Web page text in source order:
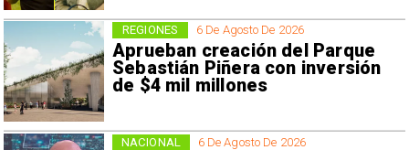
6 De Agosto De 2026
Aprueban creación del Parque
Sebastián Piñera con inversión
de $4 mil millones
REGIONES
6 De Agosto De 2026
NACIONAL